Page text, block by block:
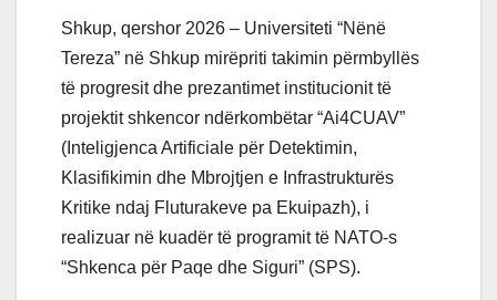
Shkup, qershor 2026 – Universiteti “Nënë
Tereza” në Shkup mirëpriti takimin përmbyllës
të progresit dhe prezantimet institucionit të
projektit shkencor ndërkombëtar “Ai4CUAV”
(Inteligjenca Artificiale për Detektimin,
Klasifikimin dhe Mbrojtjen e Infrastrukturës
Kritike ndaj Fluturakeve pa Ekuipazh), i
realizuar në kuadër të programit të NATO-s
“Shkenca për Paqe dhe Siguri” (SPS).